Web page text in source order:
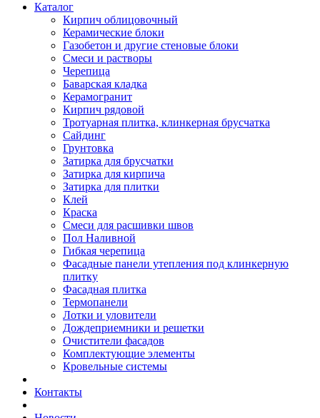
Каталог
Кирпич облицовочный
Керамические блоки
Газобетон и другие стеновые блоки
Смеси и растворы
Черепица
Баварская кладка
Керамогранит
Кирпич рядовой
Тротуарная плитка, клинкерная брусчатка
Сайдинг
Грунтовка
Затирка для брусчатки
Затирка для кирпича
Затирка для плитки
Клей
Краска
Смеси для расшивки швов
Пол Наливной
Гибкая черепица
Фасадные панели утепления под клинкерную
плитку
Фасадная плитка
Термопанели
Лотки и уловители
Дождеприемники и решетки
Очистители фасадов
Комплектующие элементы
Кровельные системы
Контакты